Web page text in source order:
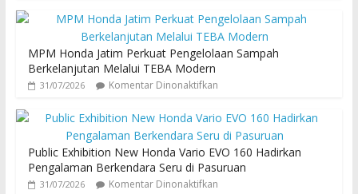
MPM Honda Jatim Perkuat Pengelolaan Sampah
Berkelanjutan Melalui TEBA Modern
31/07/2026 Komentar Dinonaktifkan
Public Exhibition New Honda Vario EVO 160 Hadirkan
Pengalaman Berkendara Seru di Pasuruan
31/07/2026 Komentar Dinonaktifkan